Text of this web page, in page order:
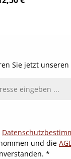
Sie jetzt
und die
*